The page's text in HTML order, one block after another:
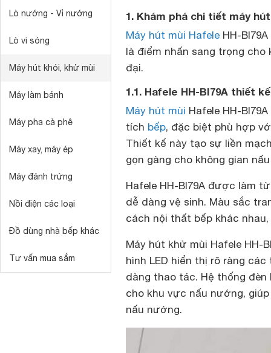
Lò nướng - Vỉ nướng
Lò vi sóng
Máy hút khói, khử mùi
Máy làm bánh
Máy pha cà phê
Máy xay, máy ép
Máy đánh trứng
Nồi điện các loại
Đồ dùng nhà bếp khác
Tư vấn mua sắm
1. Khám phá chi tiết máy
Máy hút mùi Hafele HH-
là điểm nhấn sang trọng
đại.
1.1. Hafele HH-BI79A thiết
Máy hút mùi Hafele HH-
tích bếp, đặc biệt phù hợp
Thiết kế này tạo sự liền
gọn gàng cho không gian
Hafele HH-BI79A được làm
dễ dàng vệ sinh. Màu sắc
cách nội thất bếp khác
Máy hút khử mùi Hafele HH-
hình LED hiển thị rõ ràng
dàng thao tác. Hệ thống đèn
cho khu vực nấu nướng,
nấu nướng.